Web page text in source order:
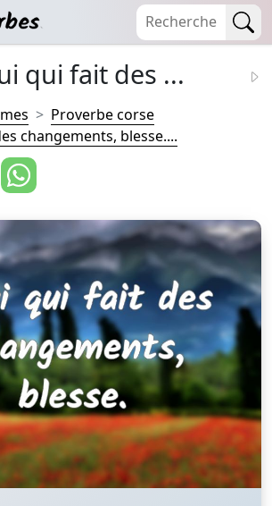
qui fait des ...
Proverbe corse
changements, blesse....